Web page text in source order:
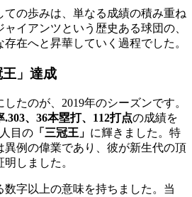
の歩みは、単なる成績の積み重ね
イアンツという歴史ある球団の、
在へと昇華していく過程でした。
」達成
たのが、2019年のシーズンです。
.303、36本塁打、112打点の成績を
目の 「三冠王」 に輝きました。特
異例の偉業であり、彼が新生代の頂
しました。
数字以上の意味を持ちました。当